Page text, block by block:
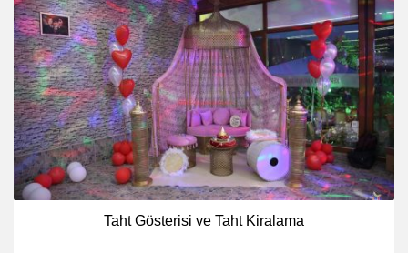
Taht Gösterisi ve Taht Kiralama